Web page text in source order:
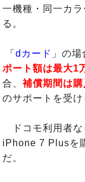
一機種・同一カ
る。
「dカード 」の
ポート額は最大1
合、補償期間は
のサポートを受け
ドコモ利用者な
iPhone 7 Plusを
だ。